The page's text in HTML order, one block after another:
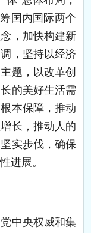
国内国际两个
，加快构建新
，坚持以经济
题，以改革创
的美好生活需
本保障，推动
长，推动人的
实步伐，确保
进展。
中央权威和集